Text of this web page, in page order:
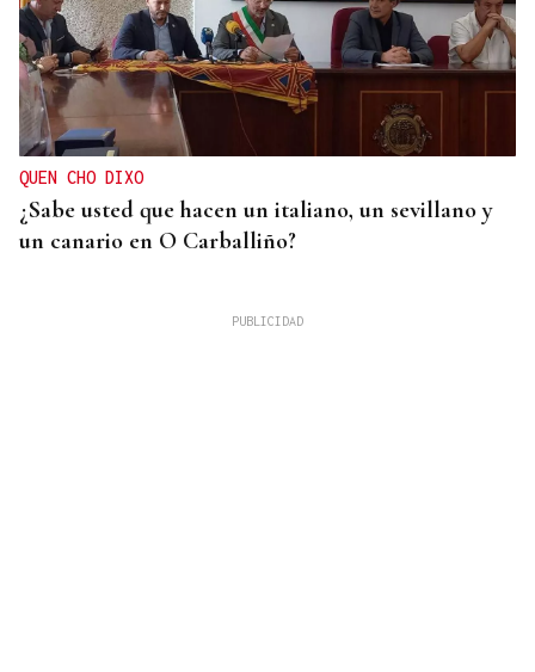
QUEN CHO DIXO
¿Sabe usted que hacen un italiano, un sevillano y
un canario en O Carballiño?